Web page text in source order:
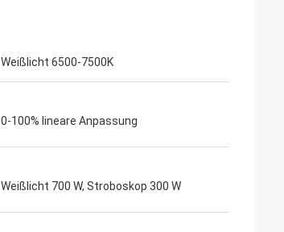
Weißlicht 6500-7500K
0-100% lineare Anpassung
Weißlicht 700 W, Stroboskop 300 W